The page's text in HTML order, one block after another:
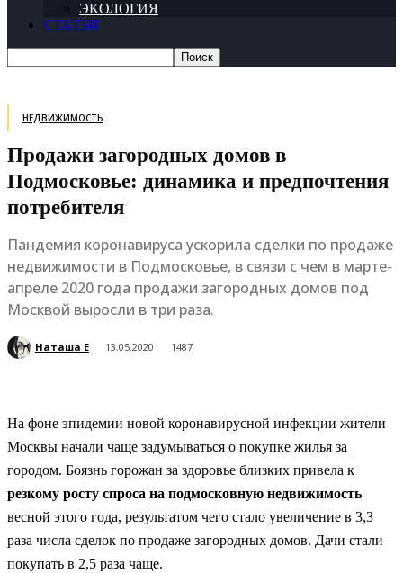
ЭКОЛОГИЯ
СТАТЬИ
НЕДВИЖИМОСТЬ
Продажи загородных домов в
Подмосковье: динамика и предпочтения
потребителя
Пандемия коронавируса ускорила сделки по продаже
недвижимости в Подмосковье, в связи с чем в марте-
апреле 2020 года продажи загородных домов под
Москвой выросли в три раза.
Наташа Е 13.05.2020 1487
На фоне эпидемии новой коронавирусной инфекции жители
Москвы начали чаще задумываться о покупке жилья за
городом. Боязнь горожан за здоровье близких привела к
резкому росту спроса на подмосковную недвижимость
весной этого года, результатом чего стало увеличение в 3,3
раза числа сделок по продаже загородных домов. Дачи стали
покупать в 2,5 раза чаще.